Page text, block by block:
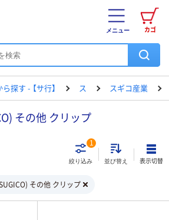
カゴ
メニュー
探す - 【サ行】 ス スギコ産業
その他 クリップ
絞り込み
1
並び替え 表示切替
その他 クリップ